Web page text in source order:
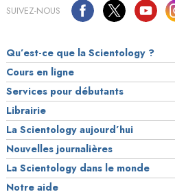
SUIVEZ-NOUS
Qu’est-ce que la Scientology ?
Cours en ligne
Services pour débutants
Librairie
La Scientology aujourd’hui
Nouvelles journalières
La Scientology dans le monde
Notre aide